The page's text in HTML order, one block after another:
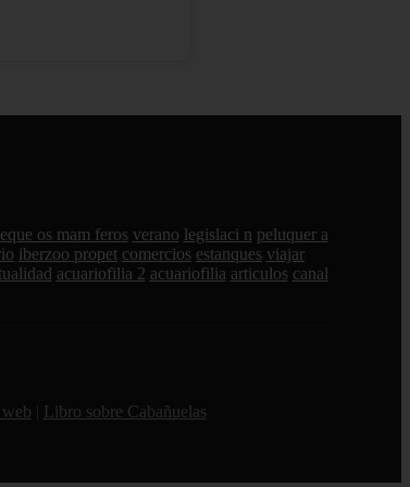
os mam feros verano legislaci n peluquer a
iberzoo propet comercios estanques viajar
acuariofilia 2 acuariofilia articulos canal
Libro sobre Cabañuelas